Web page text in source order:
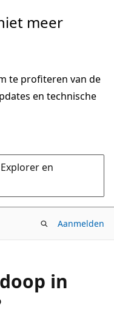
meer
te profiteren van de
en technische
en
Aanmelden
in